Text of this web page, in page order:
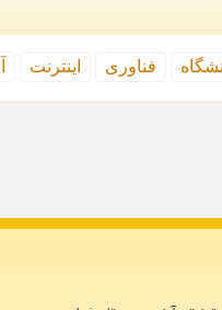
فناوری اینترنت